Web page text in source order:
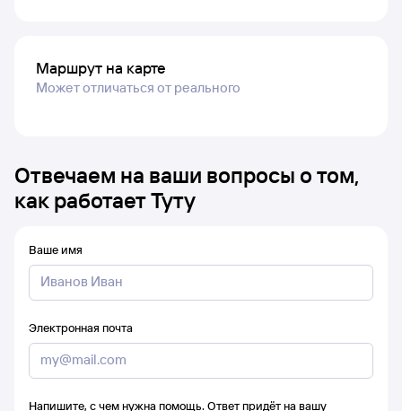
Маршрут на карте
Может отличаться от реального
Отвечаем на ваши вопросы о том,
как работает Туту
Ваше имя
Электронная почта
Напишите, с чем нужна помощь. Ответ придёт на вашу